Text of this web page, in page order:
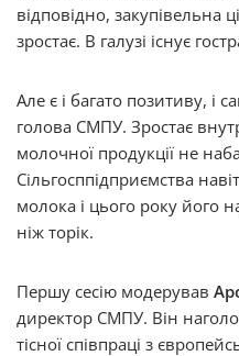
відповідно, закупівельна
зростає. В галузі існує
Але є і багато позитиву, і
голова СМПУ. Зростає
молочної продукції не
Сільгосппідприємства
молока і цього року його
ніж торік.
Першу сесію модерував
директор СМПУ. Він
тісної співпраці з